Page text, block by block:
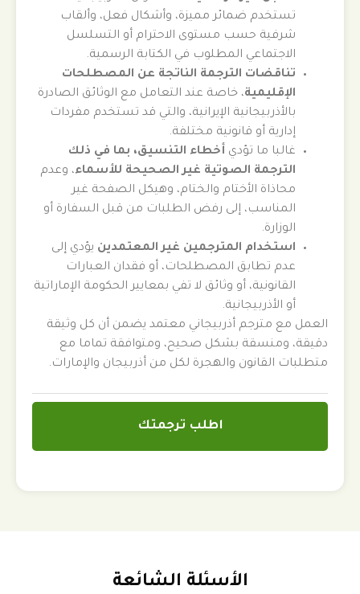
تستخدم ضمائر مميزة، وأشكال فعل، وألقاب
شرفية حسب مستوى الاحترام أو التسلسل
الاجتماعي المطلوب في الكتابة الرسمية.
تناقضات الترجمة الناتجة عن المصطلحات
الإقليمية، خاصة عند التعامل مع الوثائق الصادرة
بالأذربيجانية الإيرانية، والتي قد تستخدم مفردات
إدارية أو قانونية مختلفة.
غالبا ما تؤدي أخطاء التنسيق، بما في ذلك
الترجمة الصوتية غير الصحيحة للأسماء، وعدم
محاذاة الأختام والختام، وهيكل الصفحة غير
المناسب، إلى رفض الطلبات من قبل السفارة أو
الوزارة.
استخدام المترجمين غير المعتمدين يؤدي إلى
عدم تطابق المصطلحات، أو فقدان العبارات
القانونية، أو وثائق لا تفي بمعايير الحكومة الإماراتية
أو الأذربيجانية.
العمل مع مترجم أذربيجاني معتمد يضمن أن كل وثيقة
دقيقة، ومنسقة بشكل صحيح، ومتوافقة تماما مع
متطلبات القانون والهجرة لكل من أذربيجان والإمارات.
اطلب ترجمتك
الأسئلة الشائعة